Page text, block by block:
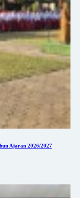
Ajaran 2026/2027